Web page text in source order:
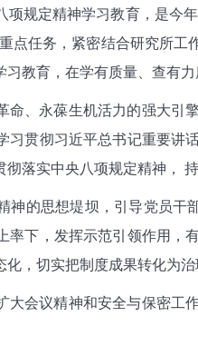
规定精神学习教育，是今
点任务，紧密结合研究所
教育，在学有质量、查有
命、永葆生机活力的强大引
习贯彻习近平总书记重要
落实中央八项规定精神，
神的思想堤坝，引导党员干
率下，发挥示范引领作用
，切实把制度成果转化为
会议精神和安全与保密工